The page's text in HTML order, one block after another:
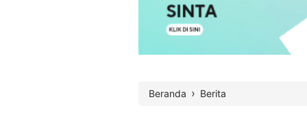
Beranda › Berita